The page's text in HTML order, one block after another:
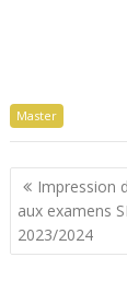
Master
de
l’article
Impression
aux examens
2023/2024